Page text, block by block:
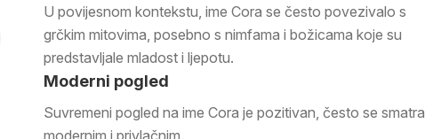
U povijesnom kontekstu, ime Cora se često povezivalo s
grčkim mitovima, posebno s nimfama i božicama koje su
predstavljale mladost i ljepotu.
Moderni pogled
Suvremeni pogled na ime Cora je pozitivan, često se smatra
modernim i privlačnim.